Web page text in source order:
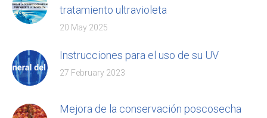
tratamiento ultravioleta
20 May 2025
Instrucciones para el uso de su UV
27 February 2023
Mejora de la conservación poscosecha